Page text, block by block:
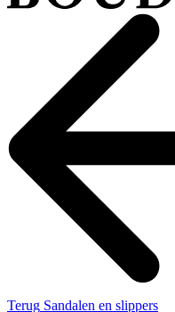
Terug Sandalen en slippers